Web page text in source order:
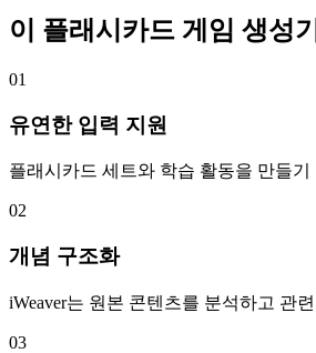
이 플래시카드 게임 생성
01
유연한 입력 지원
플래시카드 세트와 학습 활동을 만들
02
개념 구조화
iWeaver는 원본 콘텐츠를 분석하고 관
03